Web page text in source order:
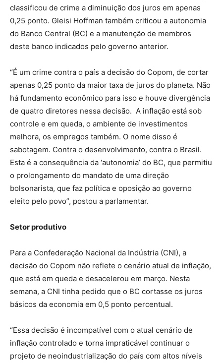
classificou de crime a diminuição dos juros em apenas
0,25 ponto. Gleisi Hoffman também criticou a autonomia
do Banco Central (BC) e a manutenção de membros
deste banco indicados pelo governo anterior.
“É um crime contra o país a decisão do Copom, de cortar
apenas 0,25 ponto da maior taxa de juros do planeta. Não
há fundamento econômico para isso e houve divergência
de quatro diretores nessa decisão. A inflação está sob
controle e em queda, o ambiente de investimentos
melhora, os empregos também. O nome disso é
sabotagem. Contra o desenvolvimento, contra o Brasil.
Esta é a consequência da ‘autonomia’ do BC, que permitiu
o prolongamento do mandato de uma direção
bolsonarista, que faz política e oposição ao governo
eleito pelo povo”, postou a parlamentar.
Setor produtivo
Para a Confederação Nacional da Indústria (CNI), a
decisão do Copom não reflete o cenário atual de inflação,
que está em queda e desacelerou em março. Nesta
semana, a CNI tinha pedido que o BC cortasse os juros
básicos da economia em 0,5 ponto percentual.
“Essa decisão é incompatível com o atual cenário de
inflação controlado e torna impraticável continuar o
projeto de neoindustrialização do país com altos níveis